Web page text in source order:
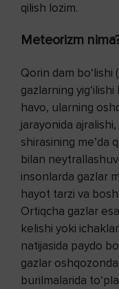
qilish lozim.
Meteorizm
Qorin dam
gazlarning
havo, ularning
jarayonida
shirasining me’da
bilan
insonlarda gazlar
hayot tarzi va
Ortiqcha gazlar
kelishi yoki
natijasida paydo
gazlar
burilmalarida